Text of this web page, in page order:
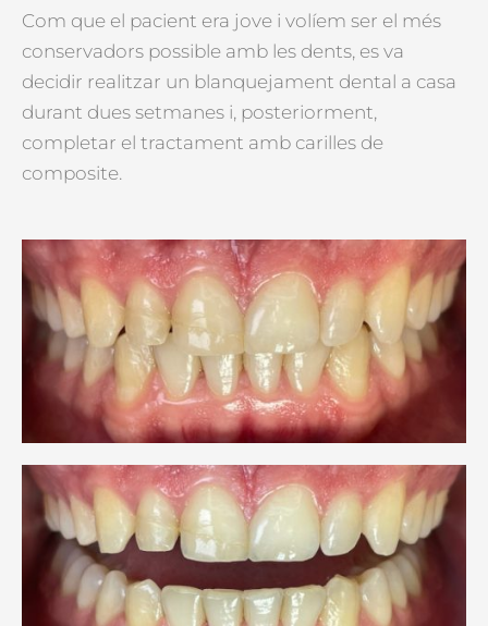
Com que el pacient era jove i volíem ser el més
conservadors possible amb les dents, es va
decidir realitzar un blanquejament dental a casa
durant dues setmanes i, posteriorment,
completar el tractament amb carilles de
composite.